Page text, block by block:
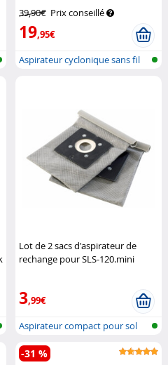
Haushaltsgeräte
39,90€ Prix conseillé
19,95€
Aspirateur cyclonique sans fil
Lot de 2 sacs d'aspirateur de
rechange pour SLS-120.mini
3,99€
Aspirateur compact pour sol
-31 %